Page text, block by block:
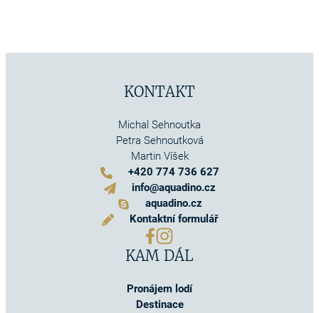
KONTAKT
Michal Sehnoutka
Petra Sehnoutková
Martin Víšek
+420 774 736 627
info@aquadino.cz
aquadino.cz
Kontaktní formulář
KAM DÁL
Pronájem lodí
Destinace